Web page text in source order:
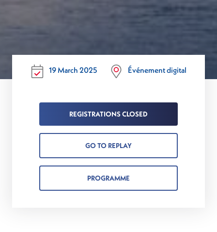
19 March 2025 Événement digital
REGISTRATIONS CLOSED
GO TO REPLAY
PROGRAMME